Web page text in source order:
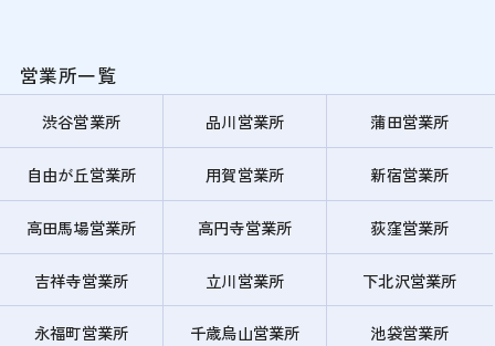
営業所一覧
渋谷営業所 品川営業所 蒲田営業所
自由が丘営業所 用賀営業所 新宿営業所
高田馬場営業所 高円寺営業所 荻窪営業所
吉祥寺営業所 立川営業所 下北沢営業所
永福町営業所 千歳烏山営業所 池袋営業所